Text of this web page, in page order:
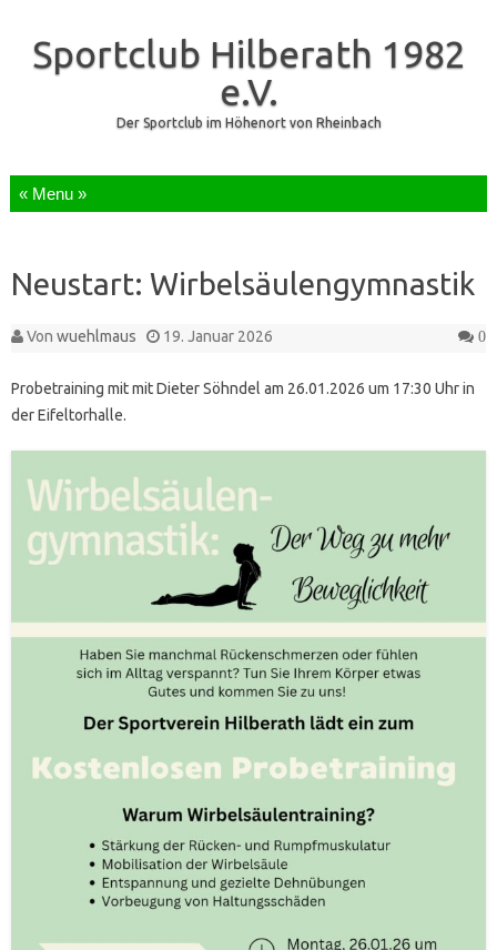
Sportclub Hilberath 1982
e.V.
Der Sportclub im Höhenort von Rheinbach
Zum Inhalt springen
Neustart: Wirbelsäulengymnastik
Von wuehlmaus 19. Januar 2026 0
Probetraining mit mit Dieter Söhndel am 26.01.2026 um 17:30 Uhr in
der Eifeltorhalle.